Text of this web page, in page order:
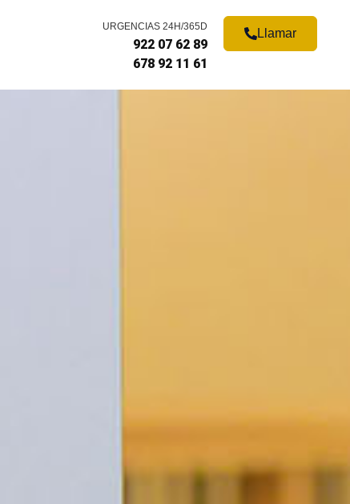
URGENCIAS 24H/365D
922 07 62 89
678 92 11 61
Llamar